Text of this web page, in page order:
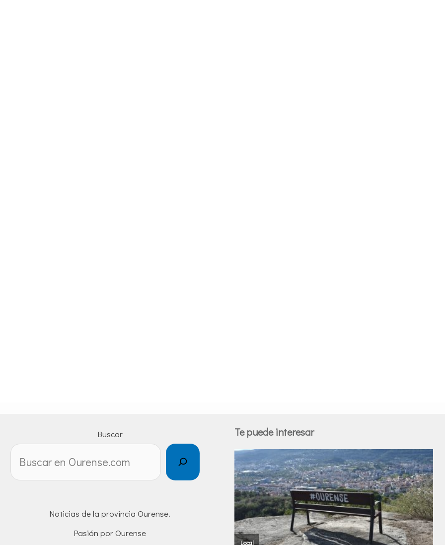
Buscar
Noticias de la provincia Ourense.
Pasión por Ourense
Te puede interesar